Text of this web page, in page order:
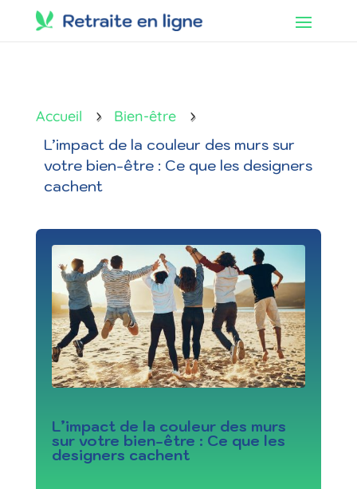
Accueil 5 Bien-être 5
L’impact de la couleur des murs sur
votre bien-être : Ce que les designers
cachent
L’impact de la couleur des murs
sur votre bien-être : Ce que les
designers cachent